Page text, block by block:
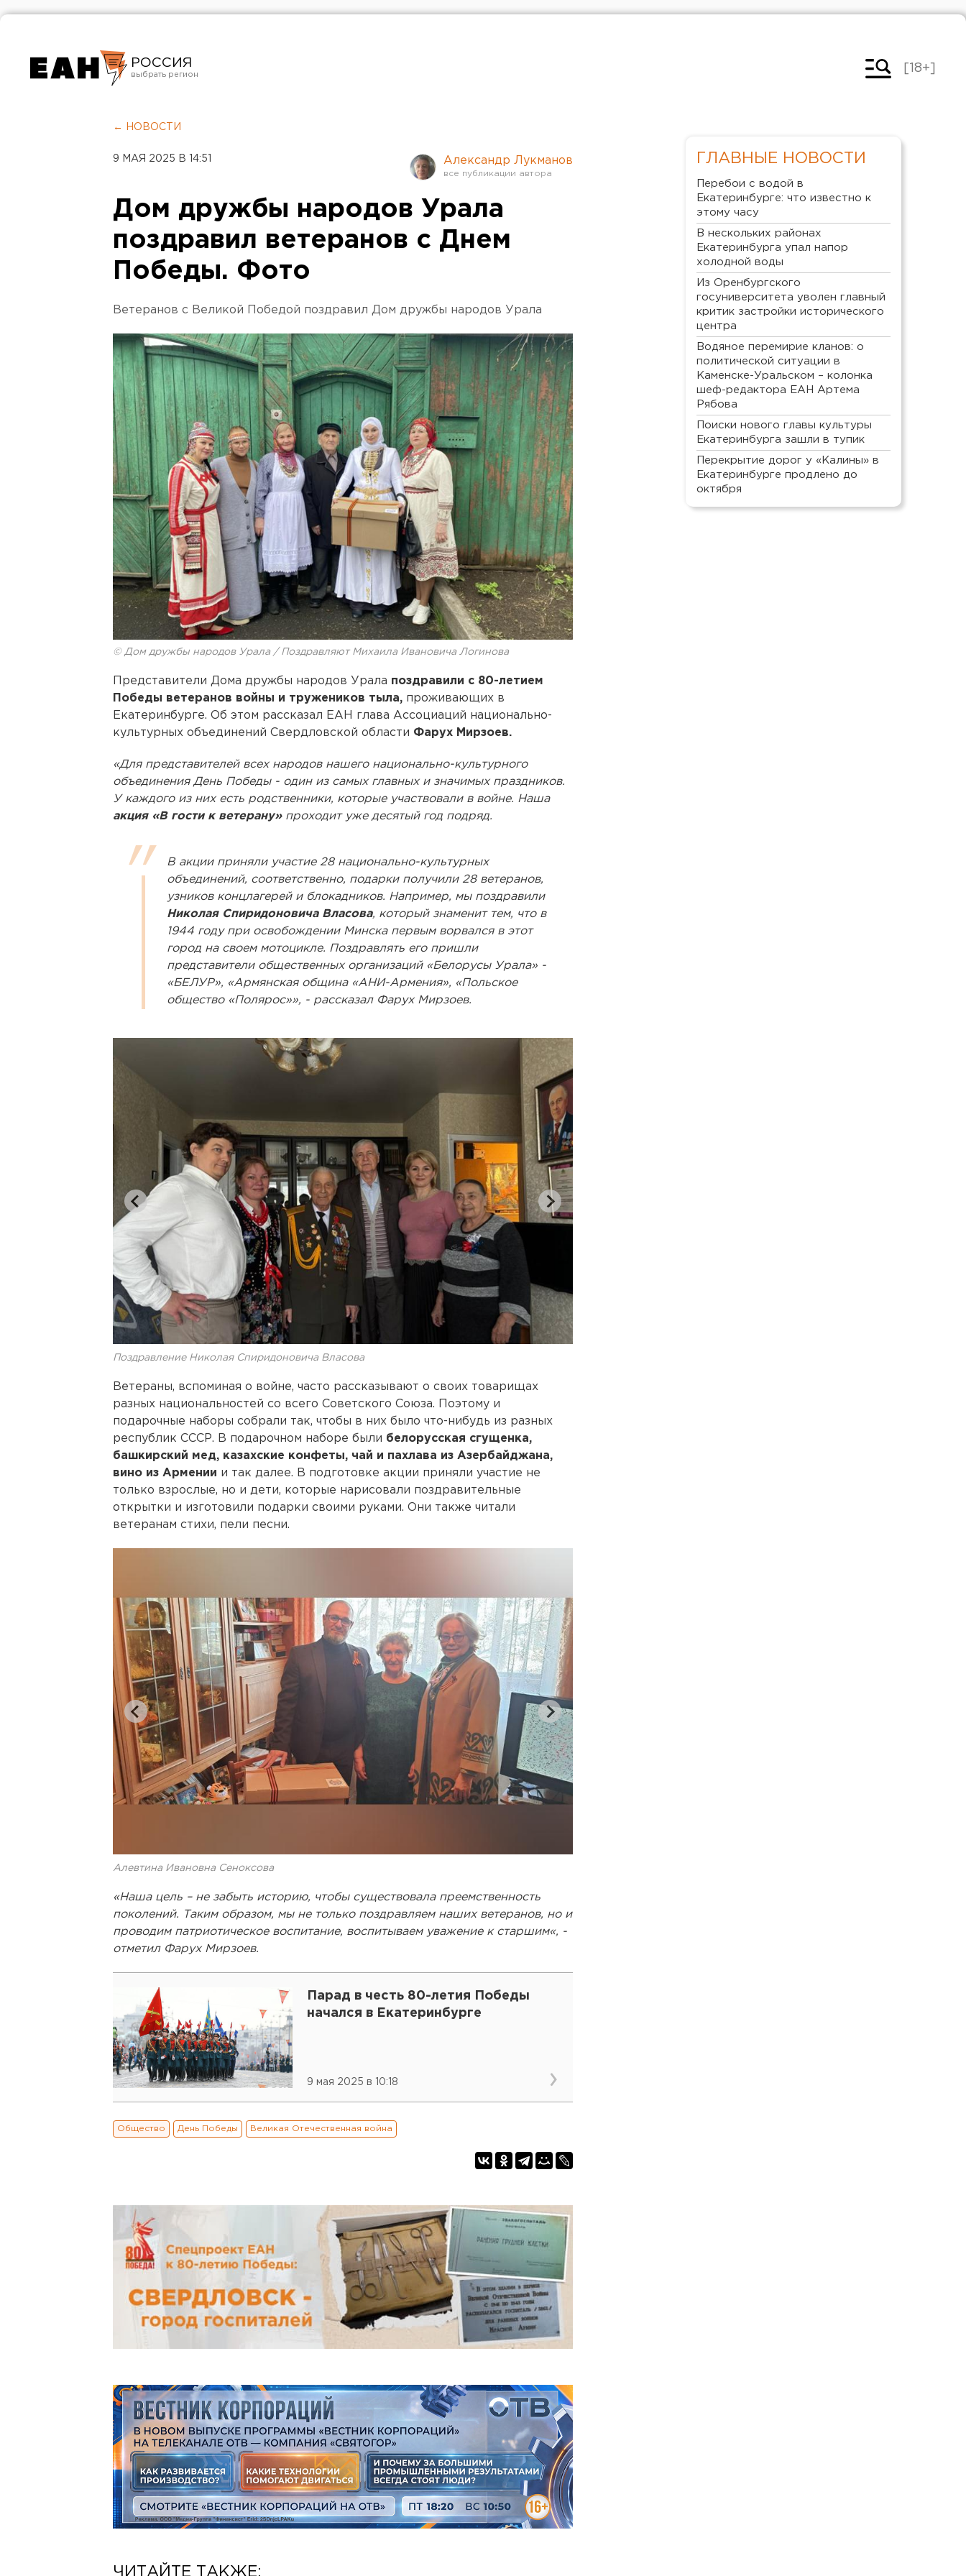
РОССИЯ
Челябинск
[18+]
← НОВОСТИ
9 МАЯ 2025 В 14:51 Александр Лукманов
Дом дружбы народов Урала
поздравил ветеранов с Днем
Победы. Фото
Ветеранов с Великой Победой поздравил Дом дружбы народов Урала
© Дом дружбы народов Урала / Поздравляют Михаила Ивановича Логинова
Представители Дома дружбы народов Урала поздравили с 80-летием
Победы ветеранов войны и тружеников тыла, проживающих в
Екатеринбурге. Об этом рассказал ЕАН глава Ассоциаций национально-
культурных объединений Свердловской области Фарух Мирзоев.
«Для представителей всех народов нашего национально-культурного
объединения День Победы - один из самых главных и значимых праздников.
У каждого из них есть родственники, которые участвовали в войне. Наша
акция «В гости к ветерану» проходит уже десятый год подряд.
В акции приняли участие 28 национально-культурных
объединений, соответственно, подарки получили 28 ветеранов,
узников концлагерей и блокадников. Например, мы поздравили
Николая Спиридоновича Власова, который знаменит тем, что в
1944 году при освобождении Минска первым ворвался в этот
город на своем мотоцикле. Поздравлять его пришли
представители общественных организаций «Белорусы Урала» -
«БЕЛУР», «Армянская община «АНИ-Армения», «Польское
общество «Полярос»», - рассказал Фарух Мирзоев.
Поздравление Николая Спиридоновича Власова
Ветераны, вспоминая о войне, часто рассказывают о своих товарищах
разных национальностей со всего Советского Союза. Поэтому и
подарочные наборы собрали так, чтобы в них было что-нибудь из разных
республик СССР. В подарочном наборе были белорусская сгущенка,
башкирский мед, казахские конфеты, чай и пахлава из Азербайджана,
вино из Армении и так далее. В подготовке акции приняли участие не
только взрослые, но и дети, которые нарисовали поздравительные
открытки и изготовили подарки своими руками. Они также читали
ветеранам стихи, пели песни.
Алевтина Ивановна Сеноксова
«Наша цель – не забыть историю, чтобы существовала преемственность
поколений. Таким образом, мы не только поздравляем наших ветеранов, но и
проводим патриотическое воспитание, воспитываем уважение к старшим«, -
отметил Фарух Мирзоев.
Парад в честь 80-летия Победы
начался в Екатеринбурге
9 мая 2025 в 10:18
Общество День Победы Великая Отечественная война
ЧИТАЙТЕ ТАКЖЕ:
ГЛАВНЫЕ НОВОСТИ
Перебои с водой в
Екатеринбурге: что известно к
этому часу
В нескольких районах
Екатеринбурга упал напор
холодной воды
Из Оренбургского
госуниверситета уволен главный
критик застройки исторического
центра
Водяное перемирие кланов: о
политической ситуации в
Каменске-Уральском – колонка
шеф-редактора ЕАН Артема
Рябова
Поиски нового главы культуры
Екатеринбурга зашли в тупик
Перекрытие дорог у «Калины» в
Екатеринбурге продлено до
октября